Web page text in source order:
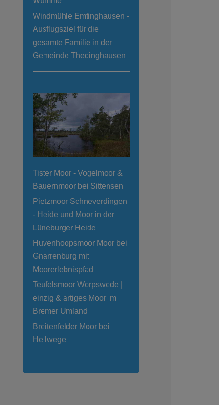
Windmühle Emtinghausen -
Ausflugsziel für die
gesamte Familie in der
Gemeinde Thedinghausen
Tister Moor - Vogelmoor &
Bauernmoor bei Sittensen
Pietzmoor Schneverdingen
- Heide und Moor in der
Lüneburger Heide
Huvenhoopsmoor Moor bei
Gnarrenburg mit
Moorerlebnispfad
Teufelsmoor Worpswede |
einzig & artiges Moor im
Bremer Umland
Breitenfelder Moor bei
Hellwege